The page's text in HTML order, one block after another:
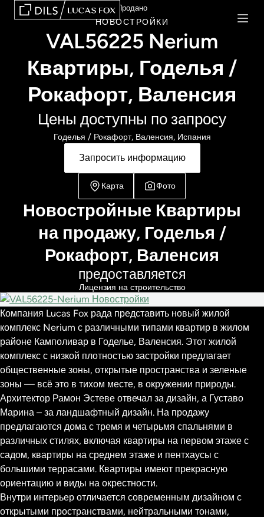
Продано
НОВОСТРОЙКИ
VAL56225 Nerium
Квартиры, Годелья /
Рокафорт, Валенсия
Цены доступны по запросу
Годелья / Рокафорт, Валенсия, Испания
Запросить информацию
Карта Фото
Новостройные Квартиры
на продажу, Годелья /
Рокафорт, Валенсия
предоставляется
Лицензия на строительство
Компания Lucas Fox рада представить новый жилой
комплекс Nerium с различными типами квартир в жилом
районе Камполивар в Годелье, Валенсия. Этот жилой
комплекс с низкой плотностью застройки предлагает
общественные зоны, открытые пространства и зеленые
зоны — всё это в тихом месте, в окружении природы.
Архитектор Рамон Эстеве отвечал за дизайн, а Густаво
Марина – за ландшафтный дизайн. На продажу
предлагаются дома с тремя и четырьмя спальнями в
различных стилях, включая квартиры на первом этаже с
садом, квартиры на среднем этаже и пентхаусы с
большими террасами. Квартиры имеют прекрасную
ориентацию и виды на окрестности.
Внутри интерьер отличается современным дизайном с
открытыми пространствами, нейтральными тонами,